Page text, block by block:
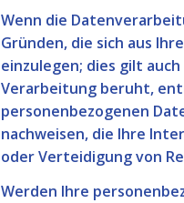
Wenn die
Gründen, die sich aus
einzulegen; dies gilt
Verarbeitung beruht,
personenbezogenen
nachweisen, die Ihre
oder Verteidigung von
Werden Ihre